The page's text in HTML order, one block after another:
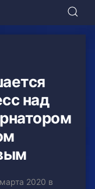
над
2020 в